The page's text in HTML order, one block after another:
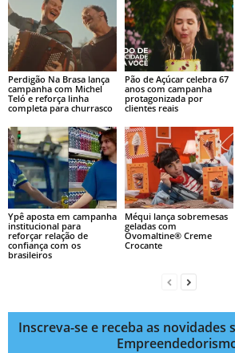
Perdigão Na Brasa lança
campanha com Michel
Teló e reforça linha
completa para churrasco
Pão de Açúcar celebra 67
anos com campanha
protagonizada por
clientes reais
Ypê aposta em campanha
institucional para
reforçar relação de
confiança com os
brasileiros
Méqui lança sobremesas
geladas com
Ovomaltine® Creme
Crocante
Inscreva-se e receba as novidades